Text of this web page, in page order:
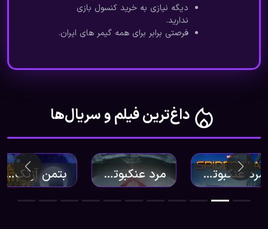
دیگه نیازی به خرید کنسول بازی
ندارید.
فرصتی برابر برای همه گیمر های ایران.
داغ‌ترین فیلم و سریال‌ها
مرد عنکبوتی: بازگشت به خانه مرد عنکبوتی: دور از خانه بتمن آزتک: رویارویی امپراتوری‌ ها